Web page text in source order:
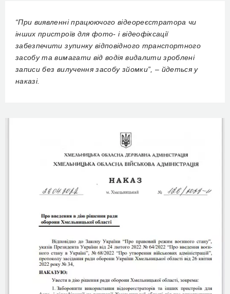
“При виявленні працюючого відеореєстратора чи
інших пристроїв для фото- і відеофіксації
забезпечити зупинку відповідного транспортного
засобу та вимагати від водія видалити зроблені
записи без вилучення засобу зйомки”, – йдеться у
наказі.